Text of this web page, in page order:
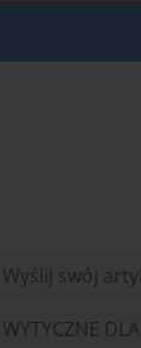
Wyślij swój
WYTYCZNE